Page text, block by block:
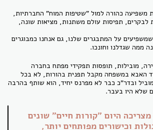
משפיעה כהורה למול "שטיפות המוח" החברתיות,
לבקרים, תפיסות עולם משתנות, מציאות שונה,
שמשפיעים על המתבגרים שלנו, גם אנחנו כמבוגרים
ממה שגדלנו וחונכו.
מובילות, תופסות תפקידי מפתח בחברה
האבא במשפחה מקבל תפנית בהורות, לא בכל
ובדר"כ כבר לא מפרנס יחיד, הוא שותף בהרבה
שלא היו בעבר.
היום "קורות חיים" שונים
וכישורים מפותחים יותר,